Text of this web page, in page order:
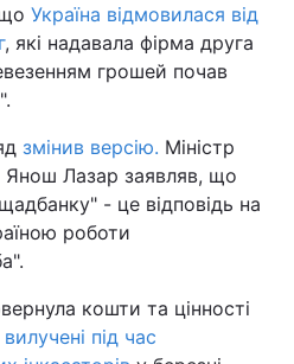
Україна відмовилася від
, які надавала фірма друга
грошей почав
змінив версію. Міністр
Лазар заявляв, що
- це відповідь на
роботи
кошти та цінності
вилучені під час